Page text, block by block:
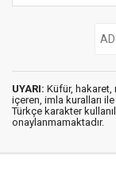
UYARI: Küfür, hakaret,
içeren, imla kuralları ile
Türkçe karakter
onaylanmamaktadır.